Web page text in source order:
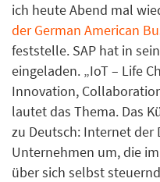
ich heute Abend mal
der German American
feststelle. SAP hat in
eingeladen. „IoT – Life
Innovation,
lautet das Thema. Das
zu Deutsch: Internet der
Unternehmen um, die
über sich selbst